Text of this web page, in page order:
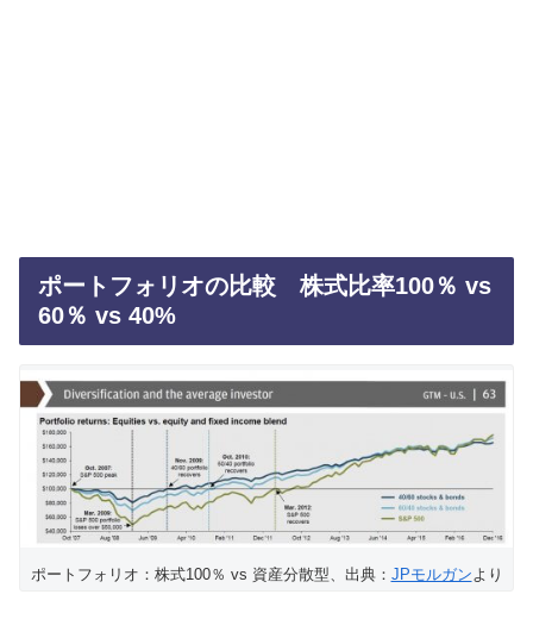
ポートフォリオの比較 株式比率100％ vs
60％ vs 40%
ポートフォリオ：株式100％ vs 資産分散型、出典： JPモルガン より